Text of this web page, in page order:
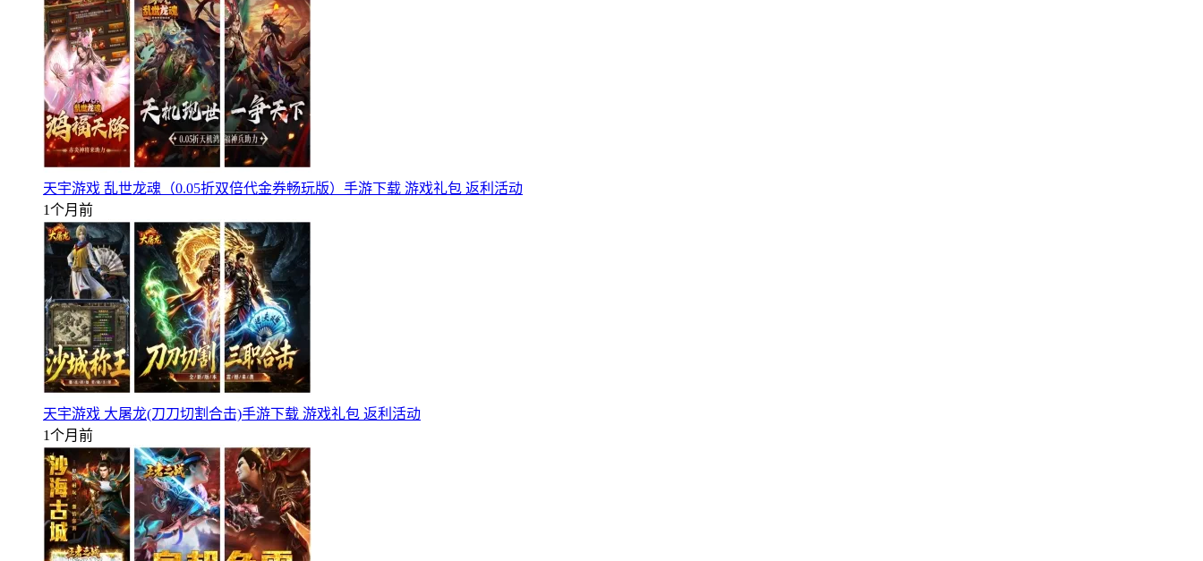
天宇游戏 乱世龙魂（0.05折双倍代金券畅玩版）手游下载 游戏礼包 返利活动
1个月前
天宇游戏 大屠龙(刀刀切割合击)手游下载 游戏礼包 返利活动
1个月前